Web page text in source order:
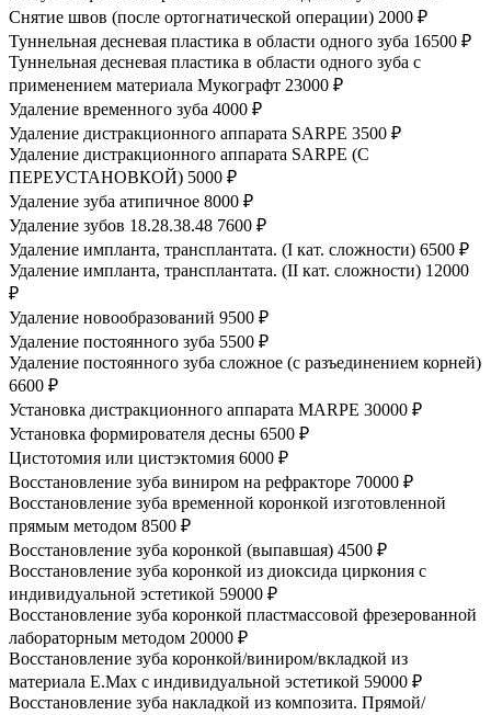
Снятие швов (после ортогнатической операции) 2000 ₽
Туннельная десневая пластика в области одного зуба 16500 ₽
Туннельная десневая пластика в области одного зуба с
применением материала Мукографт 23000 ₽
Удаление временного зуба 4000 ₽
Удаление дистракционного аппарата SARPE 3500 ₽
Удаление дистракционного аппарата SARPE (С
ПЕРЕУСТАНОВКОЙ) 5000 ₽
Удаление зуба атипичное 8000 ₽
Удаление зубов 18.28.38.48 7600 ₽
Удаление импланта, трансплантата. (I кат. сложности) 6500 ₽
Удаление импланта, трансплантата. (II кат. сложности) 12000
₽
Удаление новообразований 9500 ₽
Удаление постоянного зуба 5500 ₽
Удаление постоянного зуба сложное (с разъединением корней)
6600 ₽
Установка дистракционного аппарата MARPE 30000 ₽
Установка формирователя десны 6500 ₽
Цистотомия или цистэктомия 6000 ₽
Восстановление зуба виниром на рефракторе 70000 ₽
Восстановление зуба временной коронкой изготовленной
прямым методом 8500 ₽
Восстановление зуба коронкой (выпавшая) 4500 ₽
Восстановление зуба коронкой из диоксида циркония с
индивидуальной эстетикой 59000 ₽
Восстановление зуба коронкой пластмассовой фрезерованной
лабораторным методом 20000 ₽
Восстановление зуба коронкой/виниром/вкладкой из
материала E.Max с индивидуальной эстетикой 59000 ₽
Восстановление зуба накладкой из композита. Прямой/